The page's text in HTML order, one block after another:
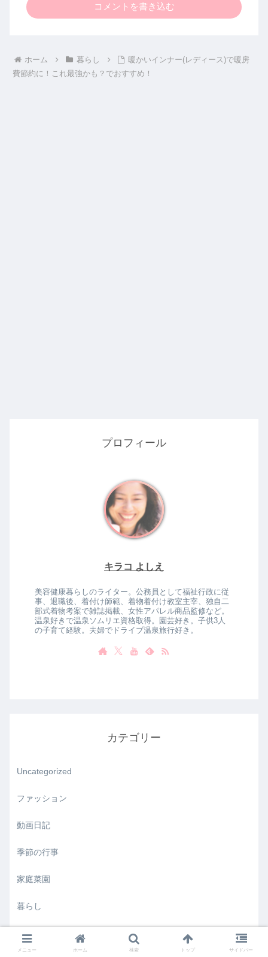
コメントを書き込む
ホーム 暮らし
暖かいインナー(レディース)で暖房
費節約に！これ最強かも？でおすすめ！
プロフィール
キラコ よしえ
美容健康暮らしのライター。公務員として福祉行政に従
事、退職後、着付け師範、着物着付け教室主宰、独自二
部式着物考案で雑誌掲載、女性アパレル商品監修など。
温泉好きで温泉ソムリエ資格取得。園芸好き。子供3人
の子育て経験。夫婦でドライブ温泉旅行好き。
カテゴリー
Uncategorized
ファッション
動画日記
季節の行事
家庭菜園
暮らし
気づき
メニュー ホーム 検索 トップ サイドバー